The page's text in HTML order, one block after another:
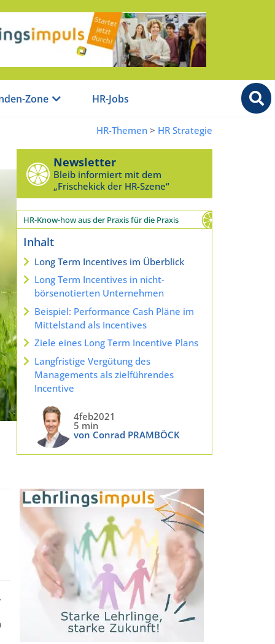
Zone HR-Jobs
HR-Themen > HR Strategie
Newsletter
Bleib informiert mit dem
„Frischekick der HR-Szene“
HR-Know-how aus der Praxis für die Praxis
Inhalt
Long Term Incentives im Überblick
Long Term Incentives in nicht-
börsenotierten Unternehmen
Beispiel: Performance Cash Pläne im
Mittelstand als Incentives
Ziele eines Long Term Incentive Plans
Langfristige Vergütung des
Managements als zielführendes
Incentive
4feb2021
5 min
von Conrad PRAMBÖCK